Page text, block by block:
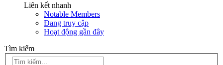
Liên kết nhanh
Notable Members
Đang truy cập
Hoạt động gần đây
Tìm kiếm